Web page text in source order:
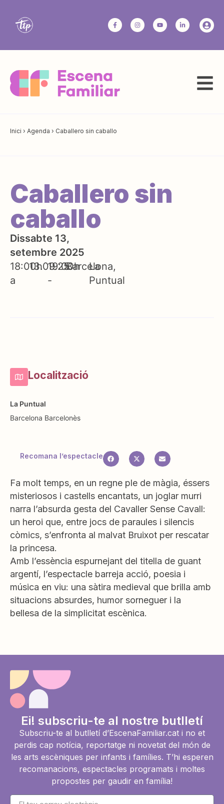
Inici › Agenda › Caballero sin caballo
Caballero sin
caballo
Dissabte 13,
setembre 2025
18:00h
a
13.09.25
19:00h
-
Barcelona
La
Puntual
Localització
La Puntual
Barcelona Barcelonès
Recomana l’espectacle
Fa molt temps, en un regne ple de màgia, éssers
misteriosos i castells encantats, un joglar murri
narra l’absurda gesta del Cavaller Sense Cavall:
un heroi que, entre jocs de paraules i silencis
còmics, s’enfronta al malvat Bruixot per rescatar
la princesa.
Amb l’essència espurnejant del titella de guant
argentí, l’espectacle barreja acció, poesia i
música en viu: una sàtira medieval que brilla amb
situacions absurdes, humor sorneguer i la
bellesa de la simplicitat escènica.
Ei! subscriu-te al nostre butlletí
Subscriu-te al butlletí d’EscenaFamiliar.cat i no et
perdis cap notícia, reportatge ni novetat del món de
les arts escèniques per infants i famílies. T’hi esperen
recomanacions, espectacles programats i moltes
propostes per gaudir en família!